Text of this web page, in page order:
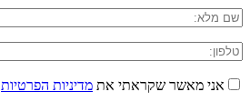
אני מאשר שקראתי את מדיניות הפרטיות